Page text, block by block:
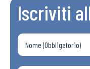
Iscriviti